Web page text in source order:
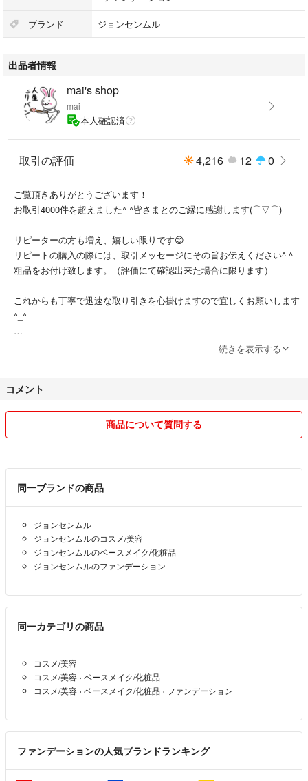
入前にコメントでお伝えください。
単体でのお値引きはできません。
ルヘキシル,_トリメチルシロキシケイ酸,_グリセリン,_サリチル酸エチル
酸セチル,_ペンチレングリコール,_酸化鉄,_(ビニルピロリドン/ヘキサデセ
ン)コポリマー,_カプリリルメチコン,_ポリプロピルシルセスキオキサン,_
硫酸Mg,_フェノキシエタノール,_セチルPEG/PPG-10/1ジメチコン,_ステ
アリン酸,_合成フルオロフロゴパイト,_ジステアルジモニウムヘクトライ
ト,_アルミナ,_(アクリレーツ/ジメチコン)コポリマー,_トリエトキシカプ
ジメチコンクロスポリマー,_アデノシン,_EDTA-2Na,_(ジメチコン/ビニル
ジメチコン)クロスポリマー,_マイカ,_酸化スズ,_ポリグルタミン酸
注意！
個人保管です。神経質な方はご遠慮下さい。
ご理解いただける方のみお願いいたします。
ブランド ジョンセンムル
出品者情報
mai's shop
mai
本人確認済
取引の評価 4,216 12 0
ご覧頂きありがとうございます！
お取引4000件を超えました^ ^皆さまとのご縁に感謝します(⌒▽⌒)
リピーターの方も増え、嬉しい限りです😊
リピートの購入の際には、取引メッセージにその旨お伝えください^ ^
粗品をお付け致します。（評価にて確認出来た場合に限ります）
これからも丁寧で迅速な取り引きを心掛けますので宜しくお願いします
^_^
頂きます。
普通郵便の発送について。
祝日と土日曜の配達がありません。そのため、木曜日（地域によっては
通扱いの郵便物の配達日数がこれまでよりも1日程度長くなっていま
す。
購入時に発送方法をご確認頂き、ご了承の上購入くださいませ。＋差額
にコメント下さい。
※不良品などがあった場合、受取評価される前にコメントにてお問い合
わせください。評価された後ですと対応が出来なくなります。
禁煙家庭、ペット居ません。
続きを表示する
コメント
商品について質問する
同一ブランドの商品
ジョンセンムル
ジョンセンムルのコスメ/美容
ジョンセンムルのベースメイク/化粧品
ジョンセンムルのファンデーション
同一カテゴリの商品
コスメ/美容
コスメ/美容 › ベースメイク/化粧品
コスメ/美容 › ベースメイク/化粧品 › ファンデーション
ファンデーションの人気ブランドランキング